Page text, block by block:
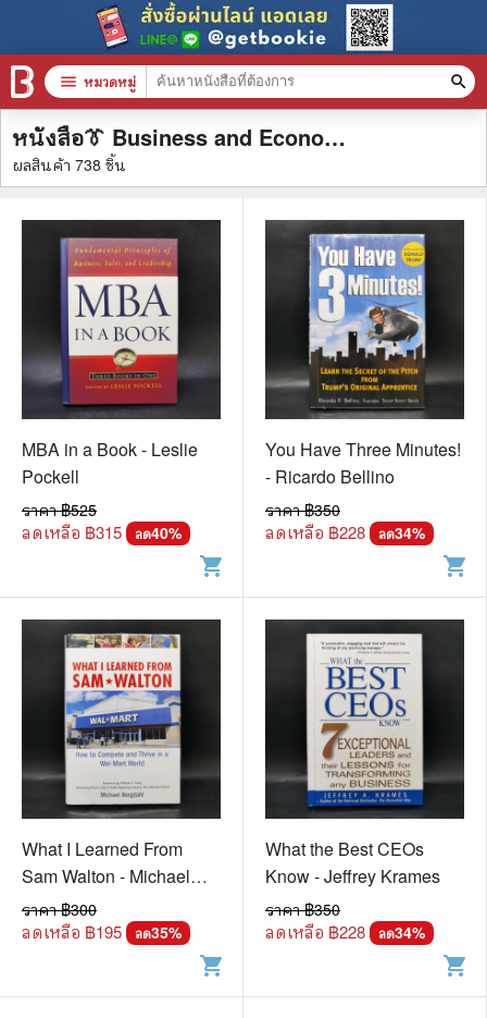
หนังสือ👔 Business and Economics
filter_alt
ผลสินค้า 738 ชิ้น
MBA in a Book - Leslie
Pockell
ราคา ฿525
ลดเหลือ ฿315 ลด40%
shopping_cart
You Have Three Minutes!
- Ricardo Bellino
ราคา ฿350
ลดเหลือ ฿228 ลด34%
shopping_cart
What I Learned From
Sam Walton - Michael
Bergdahl
ราคา ฿300
ลดเหลือ ฿195 ลด35%
shopping_cart
What the Best CEOs
Know - Jeffrey Krames
ราคา ฿350
ลดเหลือ ฿228 ลด34%
shopping_cart
menu หมวดหมู่ search
หมวดหมู่สินค้า
หนังสือทั้งหมด
สินค้าใช้เฉพาะแต้มเท่านั้น
📚 หนังสือทั่วไป
🦄 วรรณกรรม นิยาย เรื่องสั้น
🎓 การศึกษา
😼 หนังสือการ์ตูน
🐲 หนังสือเด็ก
📕 นิตยสาร
🎲 Board Game
📅 สินค้าอื่นๆ